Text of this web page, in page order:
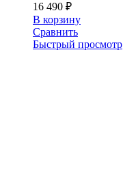
16 490 ₽
В корзину
Сравнить
Быстрый просмотр